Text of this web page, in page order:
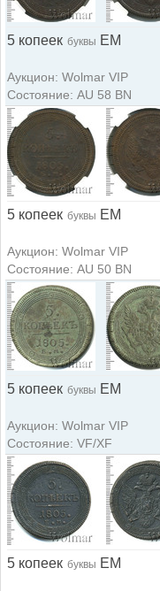
5 копеек буквы ЕМ
Аукцион: Wolmar VIP
Состояние: AU 58 BN
5 копеек буквы ЕМ
Аукцион: Wolmar VIP
Состояние: AU 50 BN
5 копеек буквы ЕМ
Аукцион: Wolmar VIP
Состояние: VF/XF
5 копеек буквы ЕМ